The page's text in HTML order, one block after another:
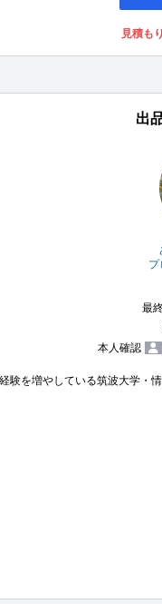
見積も
出
プ
最
本人確認
験を増やしている筑波大学・